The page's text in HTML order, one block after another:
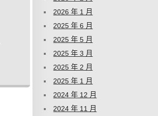
2026 年 1 月
2025 年 6 月
2025 年 5 月
2025 年 3 月
2025 年 2 月
2025 年 1 月
2024 年 12 月
2024 年 11 月